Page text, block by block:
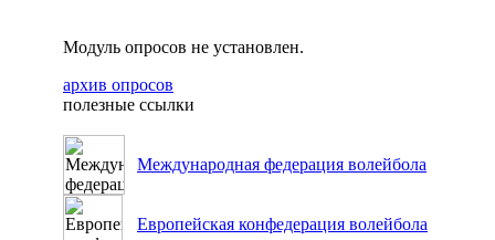
Модуль опросов не установлен.
архив опросов
полезные ссылки
Международная федерация волейбола
Европейская конфедерация волейбола